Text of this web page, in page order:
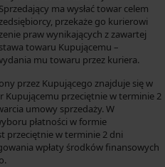
ma wysłać towar celem
przekaże go kurierowi
praw wynikających z zawartej
towaru Kupującemu –
mu towaru przez kuriera.
przez Kupującego znajduje się w
Kupującemu przeciętnie w terminie 2
umowy sprzedaży. W
płatności w formie
przeciętnie w terminie 2 dni
wpłaty środków finansowych